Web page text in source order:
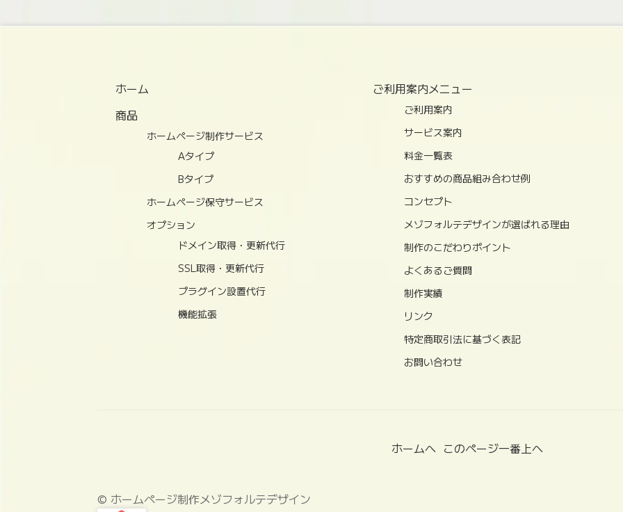
ホーム
商品
ホームページ制作サービス
Aタイプ
Bタイプ
ホームページ保守サービス
オプション
ドメイン取得・更新代行
SSL取得・更新代行
プラグイン設置代行
機能拡張
ご利用案内メニュー
ご利用案内
サービス案内
料金一覧表
おすすめの商品組み合わせ例
コンセプト
メゾフォルテデザインが選ばれる理由
制作のこだわりポイント
よくあるご質問
制作実績
リンク
特定商取引法に基づく表記
お問い合わせ
ホームへ このページ一番上へ
© ホームページ制作メゾフォルテデザイン